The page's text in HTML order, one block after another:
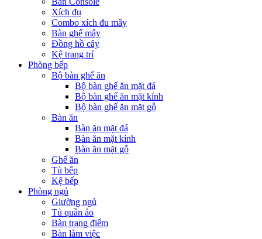
Xích đu
Combo xích đu mây
Bàn ghế mây
Đồng hồ cây
Kệ trang trí
Phòng bếp
Bộ bàn ghế ăn
Bộ bàn ghế ăn mặt đá
Bộ bàn ghế ăn mặt kính
Bộ bàn ghế ăn mặt gỗ
Bàn ăn
Bàn ăn mặt đá
Bàn ăn mặt kính
Bàn ăn mặt gỗ
Ghế ăn
Tủ bếp
Kệ bếp
Phòng ngủ
Giường ngủ
Tủ quần áo
Bàn trang điểm
Bàn làm việc